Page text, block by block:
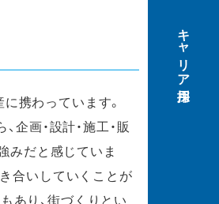
携わっています。
画・設計・施工・販
みだと感じていま
合いしていくことが
あり、街づくりとい
キャリア採用